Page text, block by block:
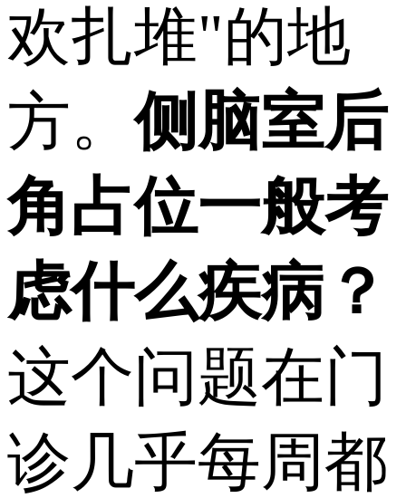
欢扎堆"的地
方。侧脑室后
角占位一般考
虑什么疾病？
这个问题在门
诊几乎每周都